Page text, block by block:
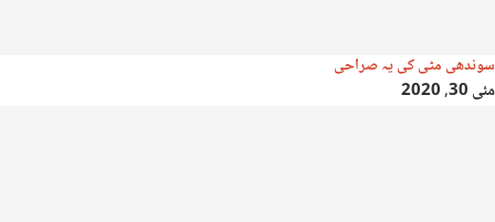
سوندھی مٹی کی یہ صراحی
مئی 30, 2020